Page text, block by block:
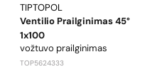
TIPTOPOL
Ventilio Prailginimas 45°
1x100
vožtuvo prailginimas
TOP5624333